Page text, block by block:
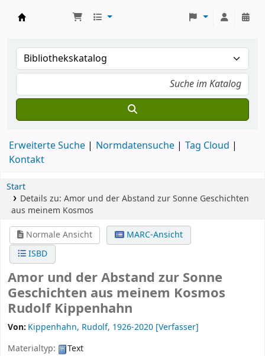
Erweiterte Suche Normdatensuche
Tag Cloud
Kontakt
Start
Details zu: Amor und der Abstand zur Sonne Geschichten
aus meinem Kosmos
Normale Ansicht
MARC-Ansicht
ISBD
Amor und der Abstand zur Sonne
Geschichten aus meinem Kosmos
Rudolf Kippenhahn
Von: Kippenhahn, Rudolf, 1926-2020 [Verfasser]
Materialtyp:
Text